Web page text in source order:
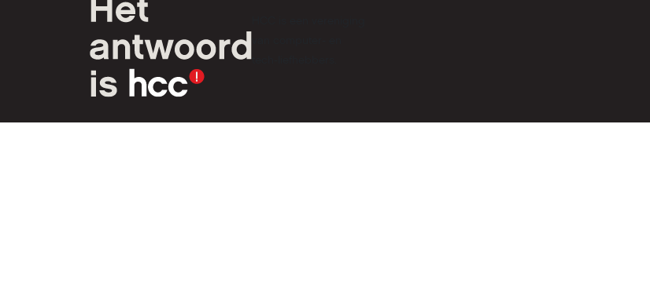
tech-liefhebbers.